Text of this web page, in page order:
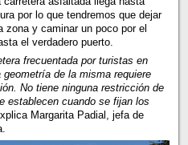
por lo que tendremos que dejar
zona y caminar un poco por el
el verdadero puerto.
frecuentada por turistas en
de la misma requiere
No tiene ninguna restricción de
establecen cuando se fijan los
Margarita Padial, jefa de